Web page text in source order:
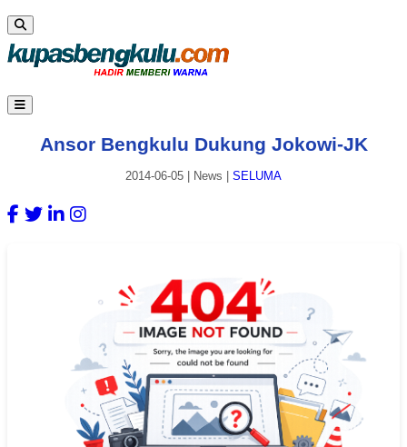
Ansor Bengkulu Dukung Jokowi-JK
2014-06-05 News SELUMA